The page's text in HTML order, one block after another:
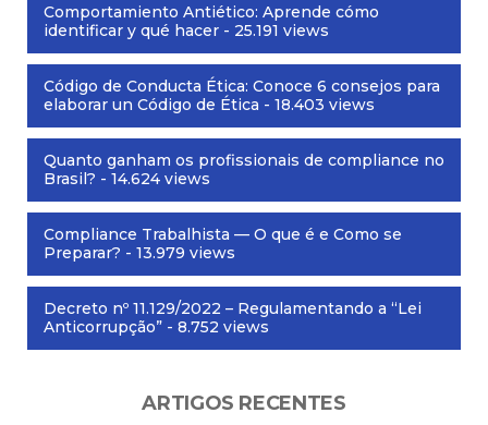
Comportamiento Antiético: Aprende cómo
identificar y qué hacer - 25.191 views
Código de Conducta Ética: Conoce 6 consejos para
elaborar un Código de Ética - 18.403 views
Quanto ganham os profissionais de compliance no
Brasil? - 14.624 views
Compliance Trabalhista — O que é e Como se
Preparar? - 13.979 views
Decreto nº 11.129/2022 – Regulamentando a “Lei
Anticorrupção” - 8.752 views
ARTIGOS RECENTES